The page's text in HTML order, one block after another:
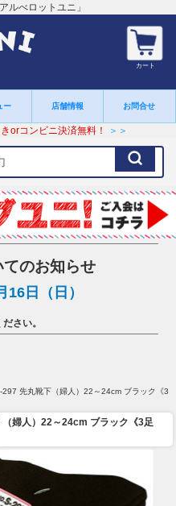
ルべロットユニ」
カート
ー 店舗情報 お問合せ
orコンビニ決済無料！ ＞＞
のお知らせ
日（日）
さい。
297 先丸靴下（婦人）22～24cm ブラック《3
婦人）22～24cm ブラック《3足